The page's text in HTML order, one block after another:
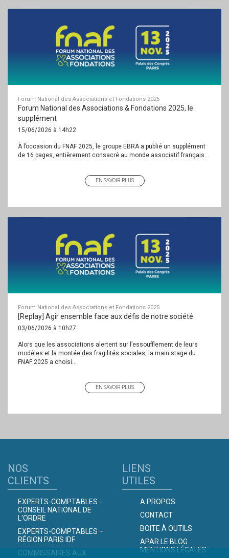
Forum National des Associations et Fondations 2025
Forum National des Associations & Fondations 2025, le
supplément
15/06/2026 à 14h22
À l’occasion du FNAF 2025, le groupe EBRA a publié un supplément
de 16 pages, entièrement consacré au monde associatif français...
EN SAVOIR PLUS
Forum National des Associations et Fondations 2025
[Replay] Agir ensemble face aux défis de notre société
03/06/2026 à 10h27
Alors que les associations alertent sur l’essoufflement de leurs
modèles et la montée des fragilités sociales, la main stage du
FNAF 2025 a choisi...
EN SAVOIR PLUS
NOS
CLIENTS
EXPERTS-COMPTABLES -
CONSEIL NATIONAL DE
L'ORDRE
EXPERTS-COMPTABLES –
RÉGION PARIS IDF
COMMISSAIRES AUX
LIENS
UTILES
A PROPOS
CONTACT
BOITE À OUTILS
APAR LE BLOG
MENTIONS LÉGALES